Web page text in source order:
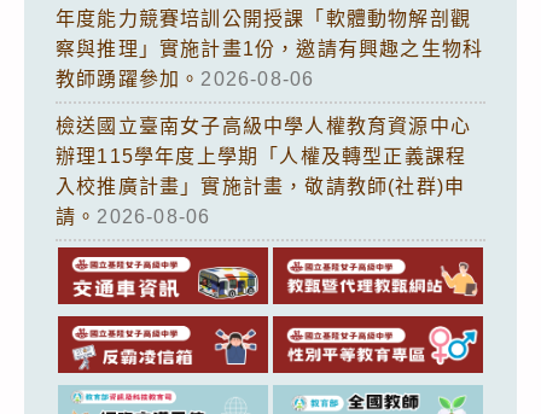
年度能力競賽培訓公開授課「軟體動物解剖觀
察與推理」實施計畫1份，邀請有興趣之生物科
教師踴躍參加。 2026-08-06
檢送國立臺南女子高級中學人權教育資源中心
辦理115學年度上學期「人權及轉型正義課程
入校推廣計畫」實施計畫，敬請教師(社群)申
請。 2026-08-06